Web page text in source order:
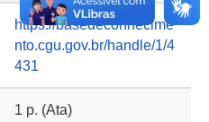
https://basedeconhecime
nto.cgu.gov.br/handle/1/4
431
1 p. (Ata)